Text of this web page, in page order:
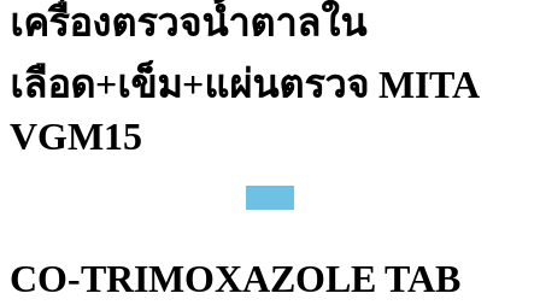
เครื่องตรวจน้ำตาลใน
เลือด+เข็ม+แผ่นตรวจ MITA
VGM15
CO-TRIMOXAZOLE TAB